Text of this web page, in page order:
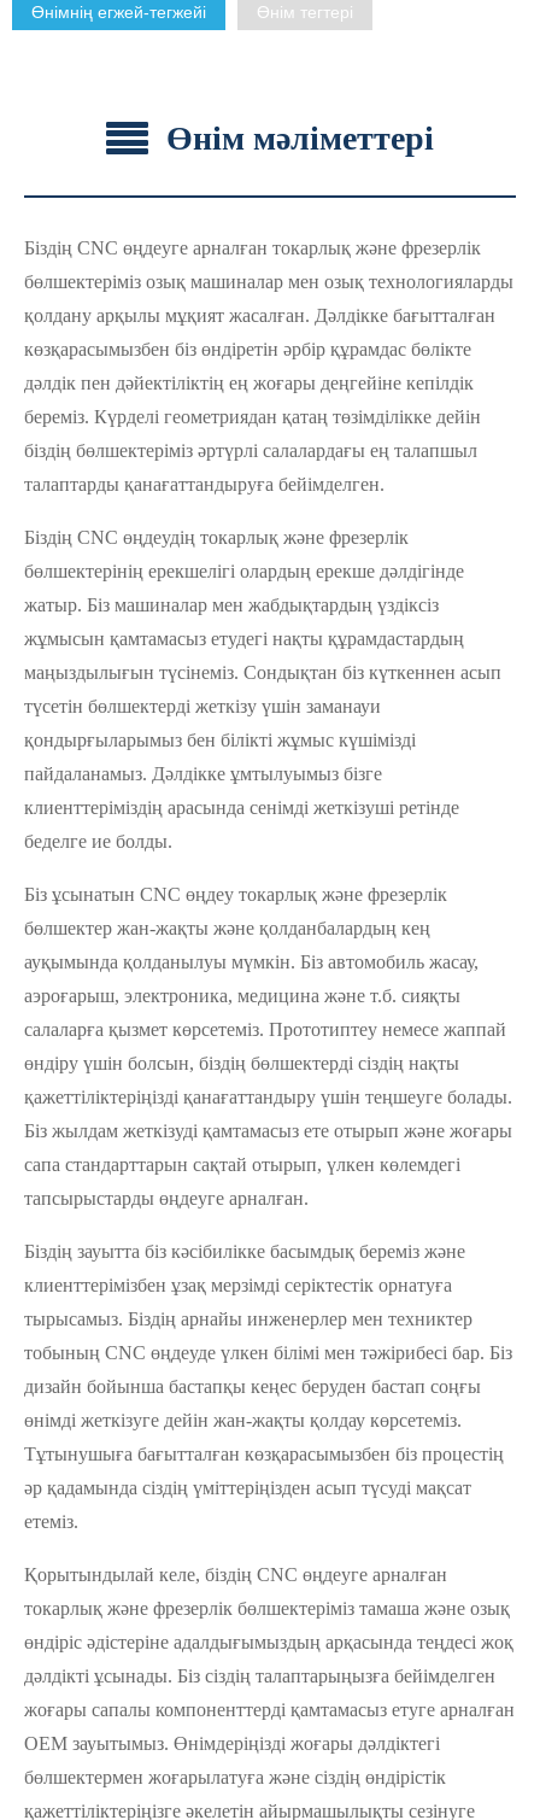
Өнімнің егжей-тегжейі Өнім тегтері
Өнім мәліметтері
Біздің CNC өңдеуге арналған токарлық және фрезерлік
бөлшектеріміз озық машиналар мен озық технологияларды
қолдану арқылы мұқият жасалған. Дәлдікке бағытталған
көзқарасымызбен біз өндіретін әрбір құрамдас бөлікте
дәлдік пен дәйектіліктің ең жоғары деңгейіне кепілдік
береміз. Күрделі геометриядан қатаң төзімділікке дейін
біздің бөлшектеріміз әртүрлі салалардағы ең талапшыл
талаптарды қанағаттандыруға бейімделген.
Біздің CNC өңдеудің токарлық және фрезерлік
бөлшектерінің ерекшелігі олардың ерекше дәлдігінде
жатыр. Біз машиналар мен жабдықтардың үздіксіз
жұмысын қамтамасыз етудегі нақты құрамдастардың
маңыздылығын түсінеміз. Сондықтан біз күткеннен асып
түсетін бөлшектерді жеткізу үшін заманауи
қондырғыларымыз бен білікті жұмыс күшімізді
пайдаланамыз. Дәлдікке ұмтылуымыз бізге
клиенттеріміздің арасында сенімді жеткізуші ретінде
беделге ие болды.
Біз ұсынатын CNC өңдеу токарлық және фрезерлік
бөлшектер жан-жақты және қолданбалардың кең
ауқымында қолданылуы мүмкін. Біз автомобиль жасау,
аэроғарыш, электроника, медицина және т.б. сияқты
салаларға қызмет көрсетеміз. Прототиптеу немесе жаппай
өндіру үшін болсын, біздің бөлшектерді сіздің нақты
қажеттіліктеріңізді қанағаттандыру үшін теңшеуге болады.
Біз жылдам жеткізуді қамтамасыз ете отырып және жоғары
сапа стандарттарын сақтай отырып, үлкен көлемдегі
тапсырыстарды өңдеуге арналған.
Біздің зауытта біз кәсібилікке басымдық береміз және
клиенттерімізбен ұзақ мерзімді серіктестік орнатуға
тырысамыз. Біздің арнайы инженерлер мен техниктер
тобының CNC өңдеуде үлкен білімі мен тәжірибесі бар. Біз
дизайн бойынша бастапқы кеңес беруден бастап соңғы
өнімді жеткізуге дейін жан-жақты қолдау көрсетеміз.
Тұтынушыға бағытталған көзқарасымызбен біз процестің
әр қадамында сіздің үміттеріңізден асып түсуді мақсат
етеміз.
Қорытындылай келе, біздің CNC өңдеуге арналған
токарлық және фрезерлік бөлшектеріміз тамаша және озық
өндіріс әдістеріне адалдығымыздың арқасында теңдесі жоқ
дәлдікті ұсынады. Біз сіздің талаптарыңызға бейімделген
жоғары сапалы компоненттерді қамтамасыз етуге арналған
OEM зауытымыз. Өнімдеріңізді жоғары дәлдіктегі
бөлшектермен жоғарылатуға және сіздің өндірістік
қажеттіліктеріңізге әкелетін айырмашылықты сезінуге